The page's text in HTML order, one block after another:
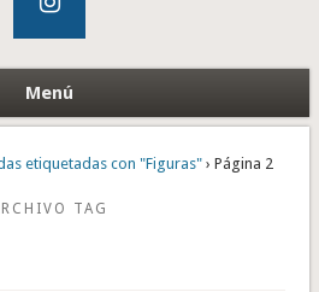
Menú
etiquetadas con "Figuras"› Página 2
TAG